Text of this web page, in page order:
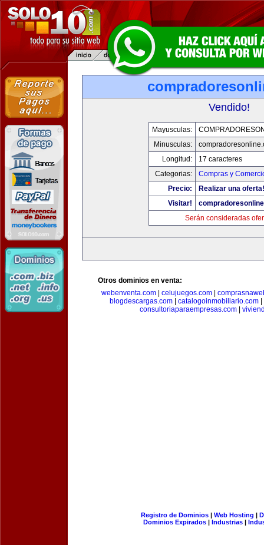
Vendido!
Mayusculas:
Minusculas:
Longitud:
17 caracteres
Categorias:
Compras y
Precio:
Realizar una oferta!
Visitar!
Serán consideradas
Otros dominios en venta:
webenventa.com| celujuegos.com|
blogdescargas.com| catalogoinmobiliario.com|
consultoriaparaempresas.com|
Registro de Dominios| Web Hosting |
Dominios Expirados | Industrias |